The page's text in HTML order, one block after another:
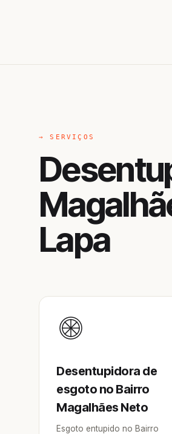
→ SERVIÇOS
Lapa
Desentupidora de
esgoto no Bairro
Magalhães Neto
Esgoto entupido no Bairro